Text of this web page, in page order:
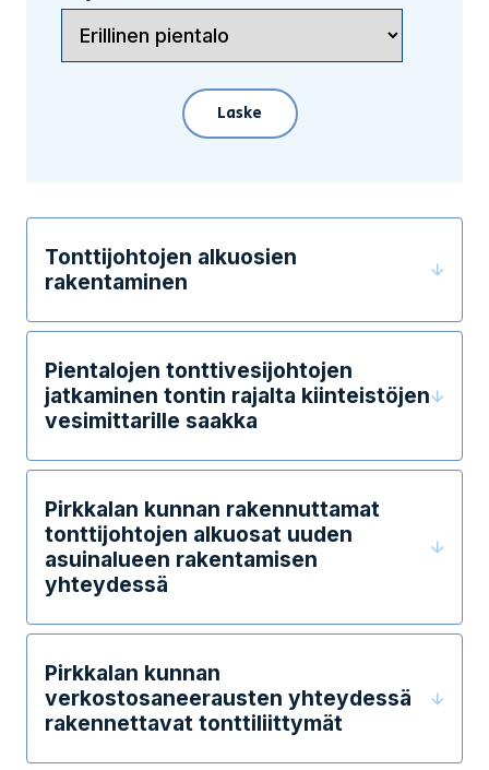
Laske
Tonttijohtojen alkuosien
rakentaminen
Pientalojen tonttivesijohtojen
jatkaminen tontin rajalta kiinteistöjen
vesimittarille saakka
Pirkkalan kunnan rakennuttamat
tonttijohtojen alkuosat uuden
asuinalueen rakentamisen
yhteydessä
Pirkkalan kunnan
verkostosaneerausten yhteydessä
rakennettavat tonttiliittymät